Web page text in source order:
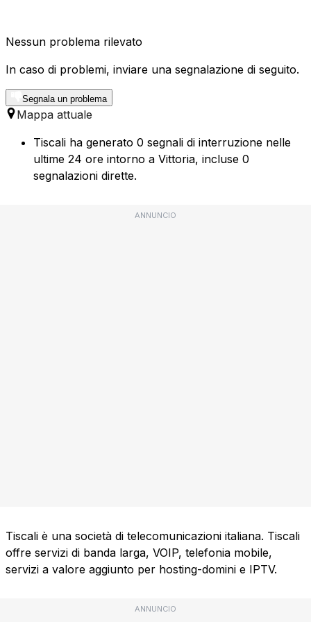
Nessun problema rilevato
In caso di problemi, inviare una segnalazione di seguito.
Segnala un problema
Mappa attuale
Tiscali ha generato 0 segnali di interruzione nelle
ultime 24 ore intorno a Vittoria, incluse 0
segnalazioni dirette.
ANNUNCIO
Tiscali è una società di telecomunicazioni italiana. Tiscali
offre servizi di banda larga, VOIP, telefonia mobile,
servizi a valore aggiunto per hosting-domini e IPTV.
ANNUNCIO